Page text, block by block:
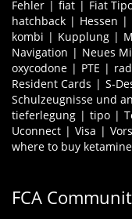
Fehler
fiat Fiat
hatchback
Hessen
kombi
Kupplung
Navigation
Neues
oxycodone
PTE
Resident Cards
S-
Schulzeugnisse und
tieferlegung
tipo
Uconnect
Visa
where to buy
FCA